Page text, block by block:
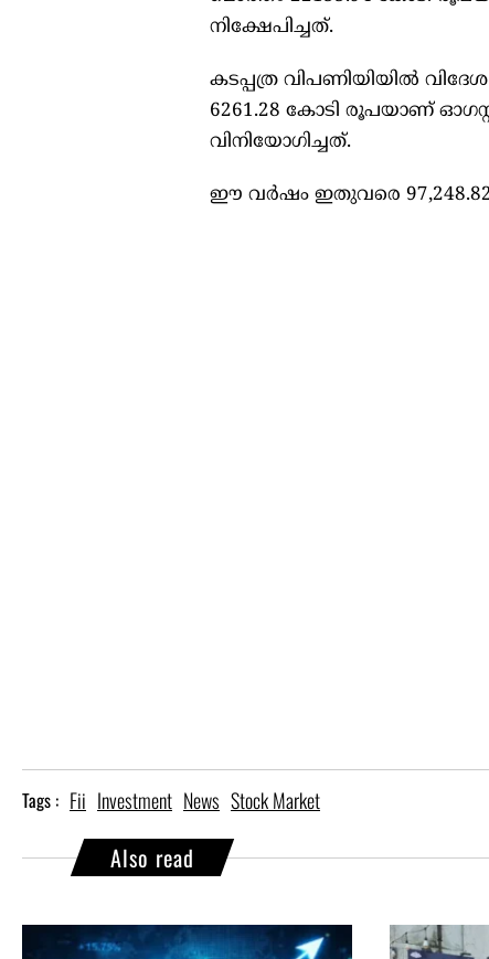
നിക്ഷേപിച്ചത്‌.
കടപ്പത്ര വിപണിയിയില്‍
6261.28 കോടി രൂപയാണ്‌
വിനിയോഗിച്ചത്‌.
ഈ വര്‍ഷം ഇതുവരെ 97,248.82
Tags : Fii Investment News Stock Market
Also read